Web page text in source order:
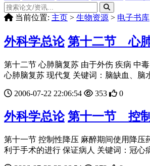
当前位置: 主页 > 生物资源 > 电子书库
外科学总论 第十二节 心
第十二节 心肺脑复苏 由于外伤 疾病 中
心肺脑复苏 现代复 关键词：脑缺血、脑
2006-07-22 22:06:54 353 0
外科学总论 第十一节 控
第十一节 控制性降压 麻醉期间使用降
利于手术的进行 保证病人 关键词：冠心